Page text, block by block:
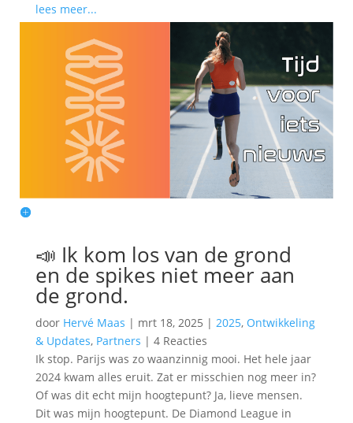
lees meer...
📣 Ik kom los van de grond
en de spikes niet meer aan
de grond.
door Hervé Maas | mrt 18, 2025 | 2025, Ontwikkeling
& Updates, Partners | 4 Reacties
Ik stop. Parijs was zo waanzinnig mooi. Het hele jaar
2024 kwam alles eruit. Zat er misschien nog meer in?
Of was dit echt mijn hoogtepunt? Ja, lieve mensen.
Dit was mijn hoogtepunt. De Diamond League in